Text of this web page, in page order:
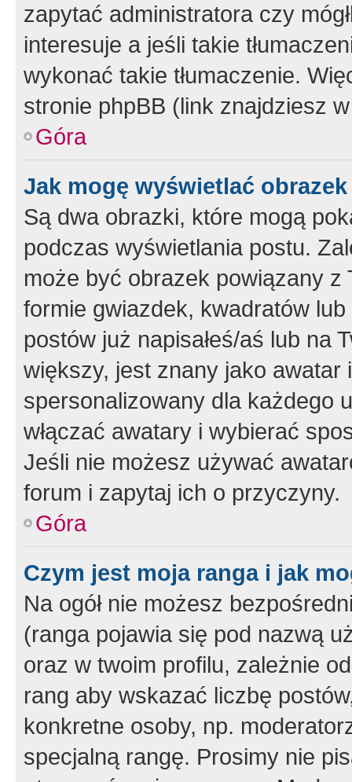
zapytać administratora czy
interesuje a jeśli takie
wykonać takie tłumaczenie.
stronie phpBB (link znajdziesz
Góra
Jak mogę wyświetlać
Są dwa obrazki, które mogą
podczas wyświetlania postu.
może być obrazek powiązany z
formie gwiazdek, kwadratów
postów już napisałeś/aś lub na
większy, jest znany jako
spersonalizowany dla każdego
włączać awatary i wybierać
Jeśli nie możesz używać
forum i zapytaj ich o przyczyny.
Góra
Czym jest moja ranga i jak
Na ogół nie możesz
(ranga pojawia się pod nazwą
oraz w twoim profilu, zależnie
rang aby wskazać liczbę
konkretne osoby, np.
specjalną rangę. Prosimy nie